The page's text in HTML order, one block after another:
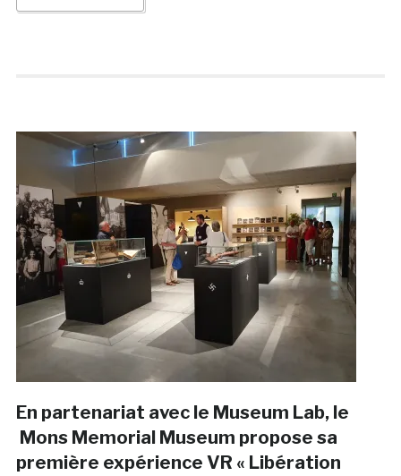
En partenariat avec le Museum Lab, le
Mons Memorial Museum propose sa
première expérience VR « Libération